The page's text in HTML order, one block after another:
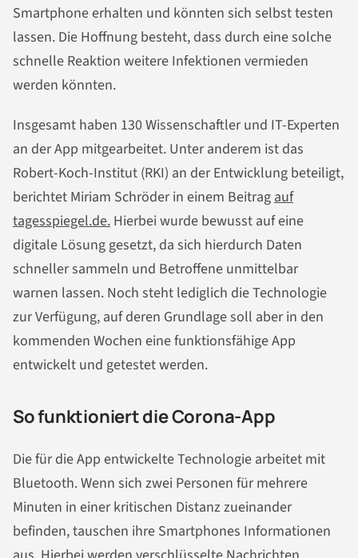
Smartphone erhalten und könnten sich selbst testen
lassen. Die Hoffnung besteht, dass durch eine solche
schnelle Reaktion weitere Infektionen vermieden
werden könnten.
Insgesamt haben 130 Wissenschaftler und IT-Experten
an der App mitgearbeitet. Unter anderem ist das
Robert-Koch-Institut (RKI) an der Entwicklung beteiligt,
berichtet Miriam Schröder in einem Beitrag auf
tagesspiegel.de. Hierbei wurde bewusst auf eine
digitale Lösung gesetzt, da sich hierdurch Daten
schneller sammeln und Betroffene unmittelbar
warnen lassen. Noch steht lediglich die Technologie
zur Verfügung, auf deren Grundlage soll aber in den
kommenden Wochen eine funktionsfähige App
entwickelt und getestet werden.
So funktioniert die Corona-App
Die für die App entwickelte Technologie arbeitet mit
Bluetooth. Wenn sich zwei Personen für mehrere
Minuten in einer kritischen Distanz zueinander
befinden, tauschen ihre Smartphones Informationen